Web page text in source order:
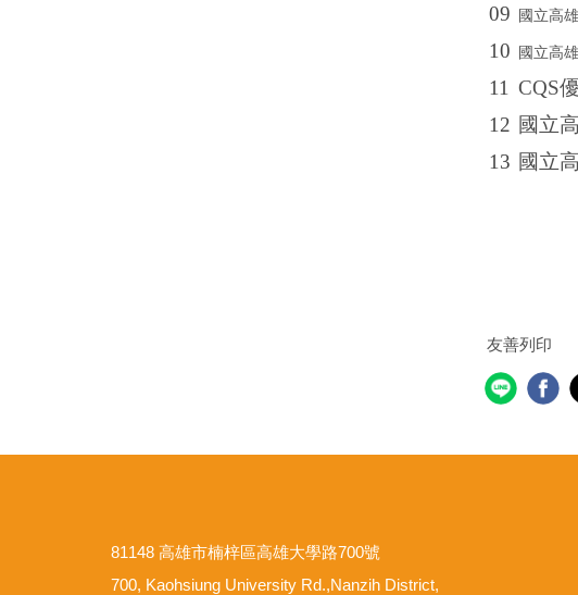
09
國立高
10 國立高
11 CQS
12 國立
13 國立
友善列印
81148 高雄市楠梓區高雄大學路700號
700, Kaohsiung University Rd.,Nanzih District,